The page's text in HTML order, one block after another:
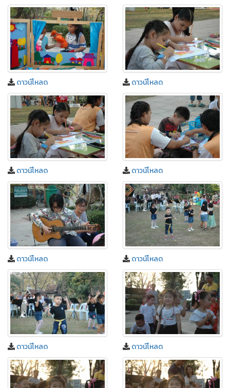
ดาวน์โหลด ดาวน์โหลด
ดาวน์โหลด ดาวน์โหลด
ดาวน์โหลด ดาวน์โหลด
ดาวน์โหลด ดาวน์โหลด